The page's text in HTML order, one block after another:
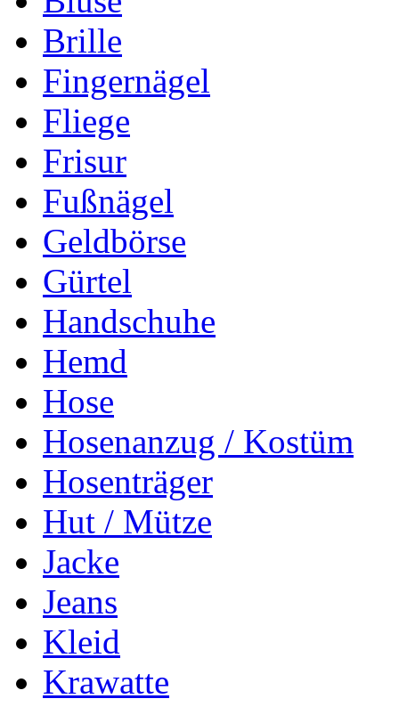
Brille
Fingernägel
Fliege
Frisur
Fußnägel
Geldbörse
Gürtel
Handschuhe
Hemd
Hose
Hosenanzug / Kostüm
Hosenträger
Hut / Mütze
Jacke
Jeans
Kleid
Krawatte